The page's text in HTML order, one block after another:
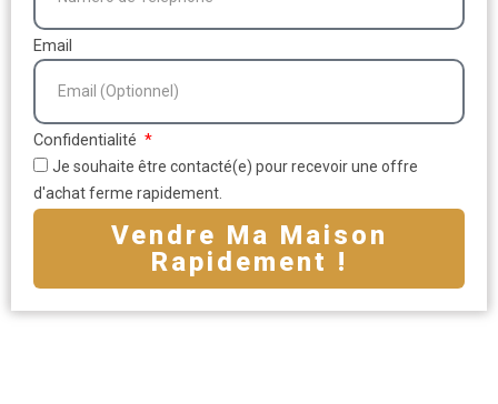
Email
Confidentialité
Je souhaite être contacté(e) pour recevoir une offre
d'achat ferme rapidement.
Vendre Ma Maison
Rapidement !